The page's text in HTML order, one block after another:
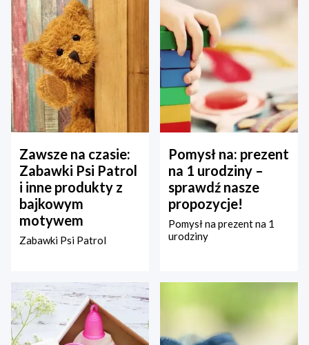
Zawsze na czasie:
Zabawki Psi Patrol
i inne produkty z
bajkowym
motywem
Zabawki Psi Patrol
Pomysł na: prezent
na 1 urodziny –
sprawdź nasze
propozycje!
Pomysł na prezent na 1
urodziny